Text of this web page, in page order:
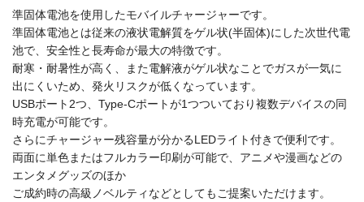
準固体電池を使用したモバイルチャージャーです。
準固体電池とは従来の液状電解質をゲル状(半固体)にした次世代電
池で、安全性と長寿命が最大の特徴です。
耐寒・耐暑性が高く、また電解液がゲル状なことでガスが一気に
出にくいため、発火リスクが低くなっています。
USBポート2つ、Type-Cポートが1つついており複数デバイスの同
時充電が可能です。
さらにチャージャー残容量が分かるLEDライト付きで便利です。
両面に単色またはフルカラー印刷が可能で、アニメや漫画などの
エンタメグッズのほか
ご成約時の高級ノベルティなどとしてもご提案いただけます。